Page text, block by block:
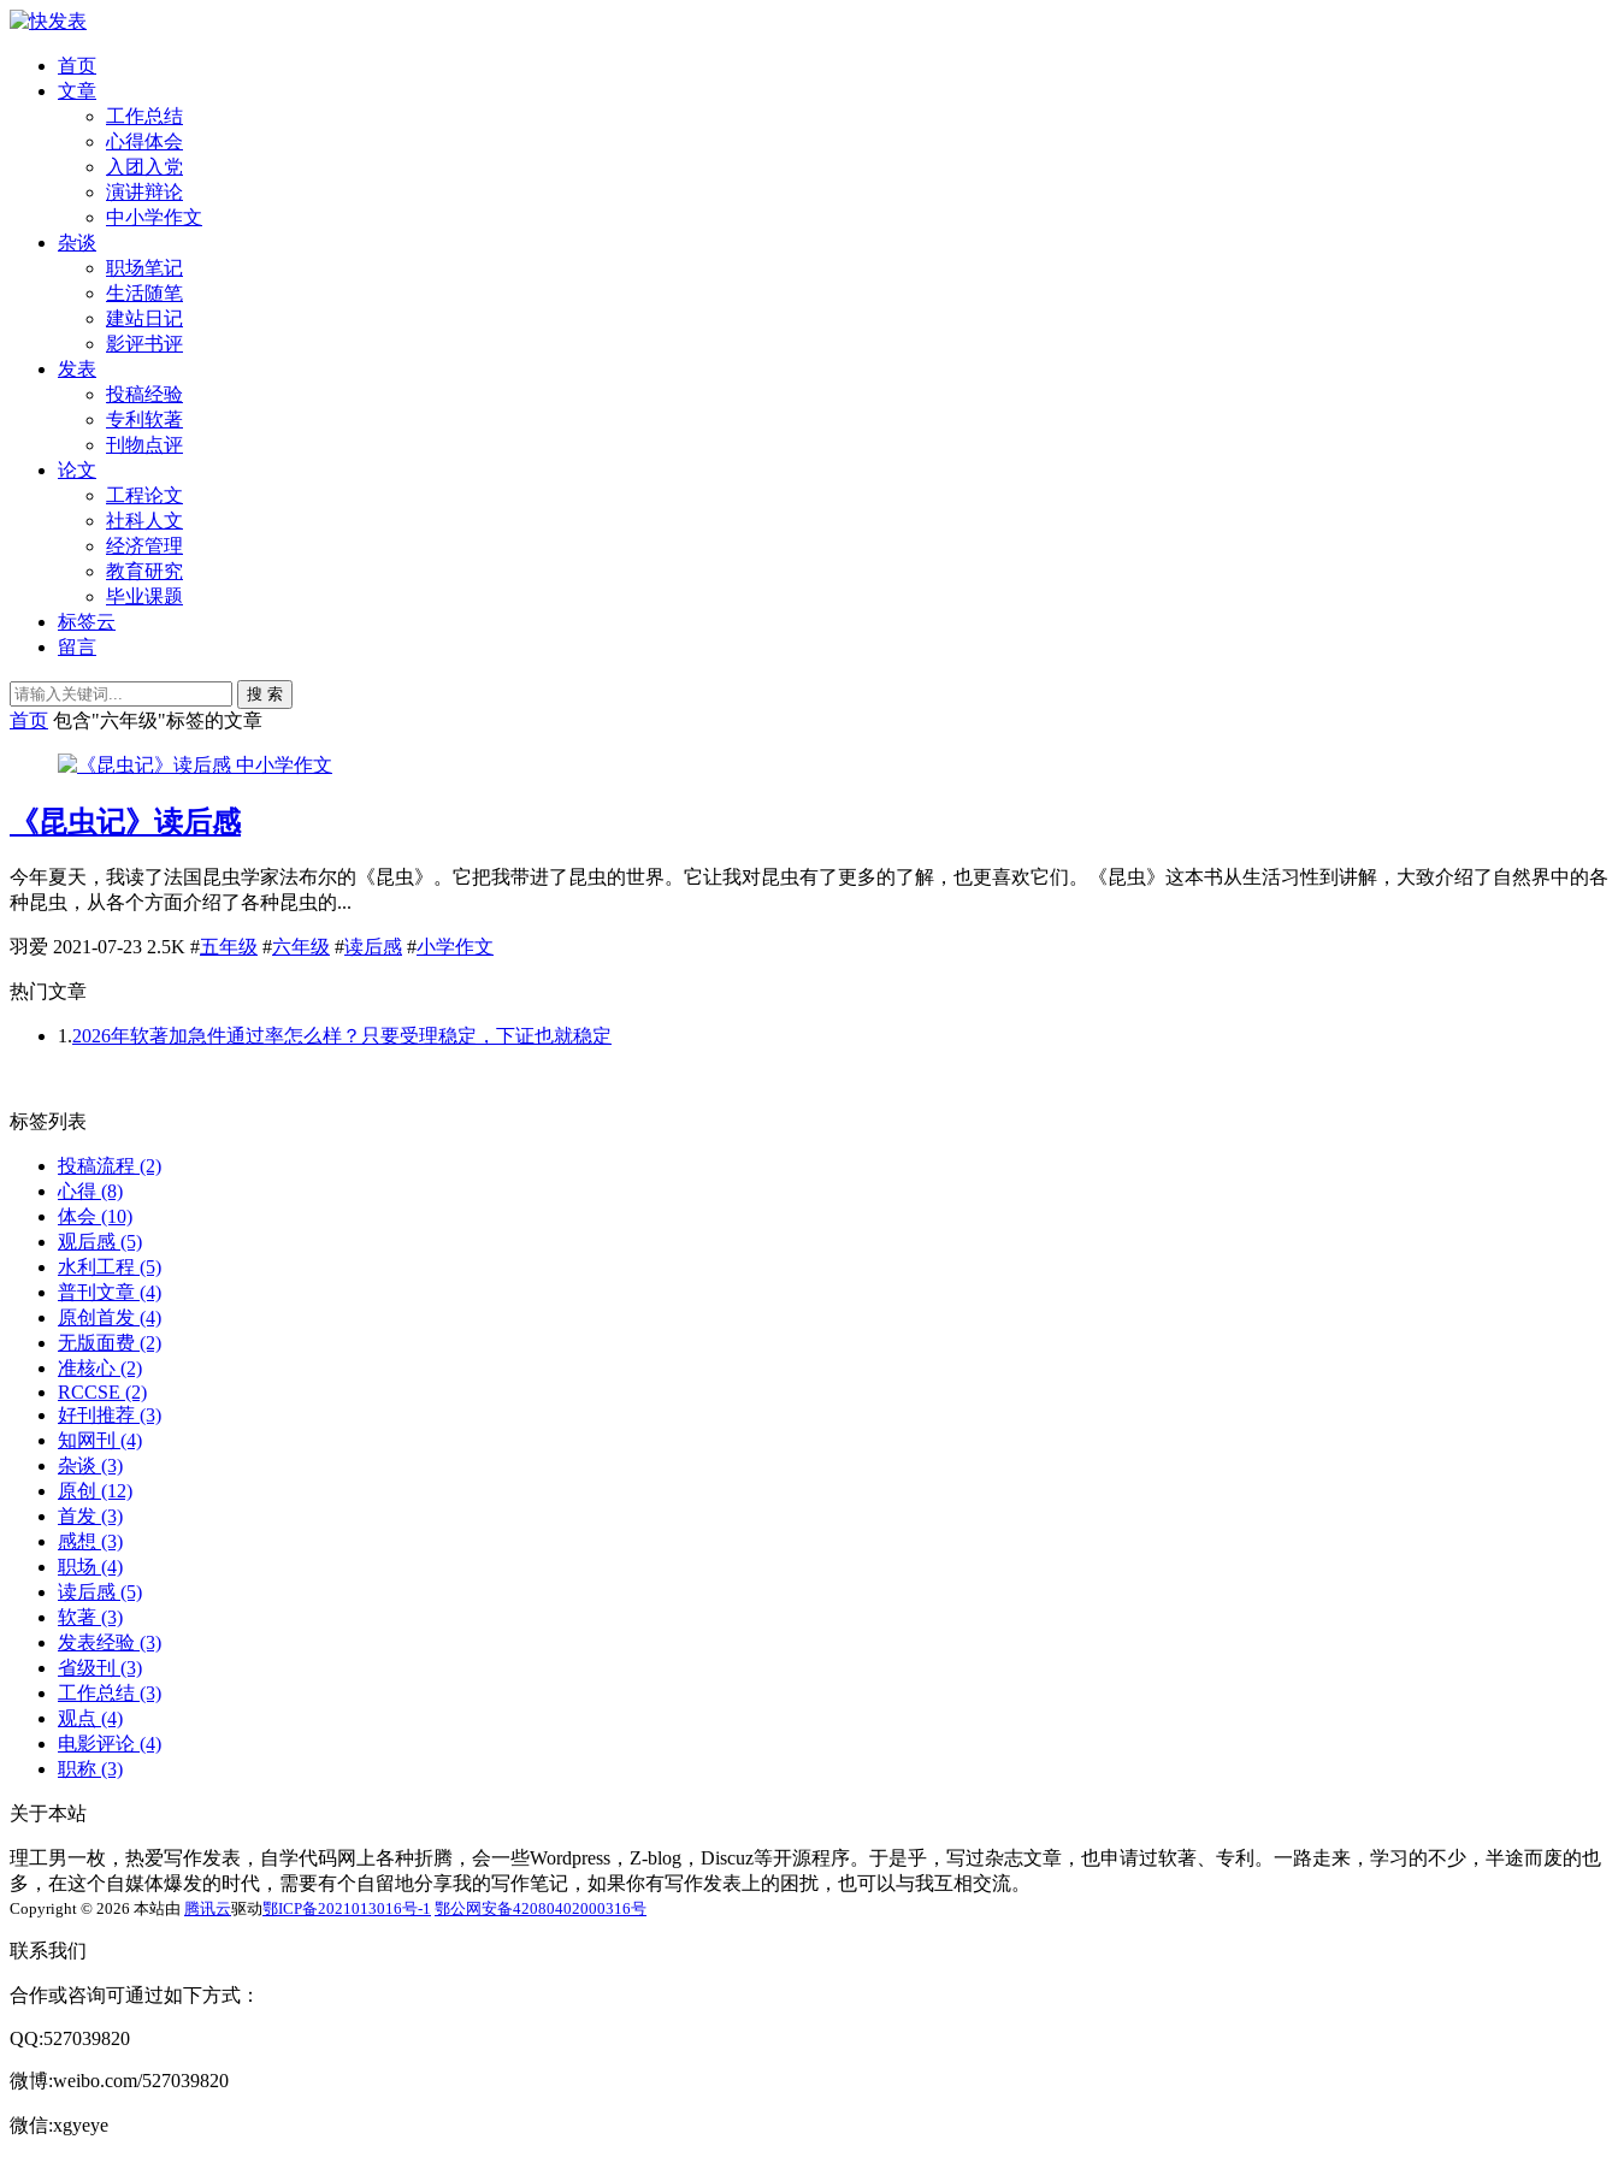
首页
文章
工作总结
心得体会
入团入党
演讲辩论
中小学作文
杂谈
职场笔记
生活随笔
建站日记
影评书评
发表
投稿经验
专利软著
刊物点评
论文
工程论文
社科人文
经济管理
教育研究
毕业课题
标签云
留言
搜 索
首页 包含"六年级"标签的文章
中小学作文
《昆虫记》读后感
今年夏天，我读了法国昆虫学家法布尔的《昆虫》。它把我带进了昆虫的世界。它让我对昆虫有了更多的了解，也更喜欢它们。《昆虫》这本书从生活习性到讲解，大致介绍了自然界中的各
种昆虫，从各个方面介绍了各种昆虫的...
羽爱 2021-07-23 2.5K #五年级 #六年级 #读后感 #小学作文
热门文章
1.2026年软著加急件通过率怎么样？只要受理稳定，下证也就稳定
标签列表
投稿流程 (2)
心得 (8)
体会 (10)
观后感 (5)
水利工程 (5)
普刊文章 (4)
原创首发 (4)
无版面费 (2)
准核心 (2)
RCCSE (2)
好刊推荐 (3)
知网刊 (4)
杂谈 (3)
原创 (12)
首发 (3)
感想 (3)
职场 (4)
读后感 (5)
软著 (3)
发表经验 (3)
省级刊 (3)
工作总结 (3)
观点 (4)
电影评论 (4)
职称 (3)
关于本站
理工男一枚，热爱写作发表，自学代码网上各种折腾，会一些Wordpress，Z-blog，Discuz等开源程序。于是乎，写过杂志文章，也申请过软著、专利。一路走来，学习的不少，半途而废的也
多，在这个自媒体爆发的时代，需要有个自留地分享我的写作笔记，如果你有写作发表上的困扰，也可以与我互相交流。
Copyright © 2026 本站由 腾讯云驱动鄂ICP备2021013016号-1 鄂公网安备42080402000316号
联系我们
合作或咨询可通过如下方式：
QQ:527039820
微博:weibo.com/527039820
微信:xgyeye